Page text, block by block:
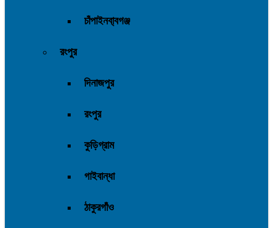
চাঁপাইনবা্বগঞ্জ
রংপুর
দিনাজপুর
রংপুর
কুড়িগ্রাম
গাইবান্ধা
ঠাকুরগাঁও